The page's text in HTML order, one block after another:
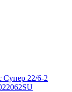
Супер 22/6-2